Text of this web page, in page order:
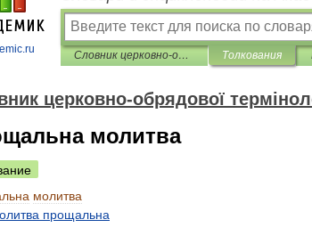
Словник церковно-обрядової термінології Толкования
церковно-обрядової
молитва
молитва
прощальна